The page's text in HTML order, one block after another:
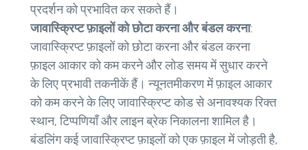
प्रदर्शन को प्रभावित कर सकते हैं।
जावास्क्रिप्ट फ़ाइलों को छोटा करना और बंडल करना:
जावास्क्रिप्ट फ़ाइलों को छोटा करना और बंडल करना
फ़ाइल आकार को कम करने और लोड समय में सुधार करने
के लिए प्रभावी तकनीकें हैं। न्यूनतमीकरण में फ़ाइल आकार
को कम करने के लिए जावास्क्रिप्ट कोड से अनावश्यक रिक्त
स्थान, टिप्पणियाँ और लाइन ब्रेक निकालना शामिल है।
बंडलिंग कई जावास्क्रिप्ट फ़ाइलों को एक फ़ाइल में जोड़ती है,